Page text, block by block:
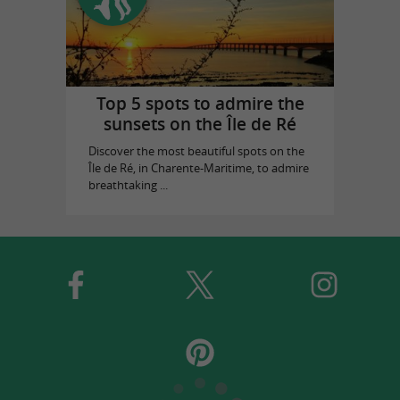
Top 5 spots to admire the
sunsets on the Île de Ré
Discover the most beautiful spots on the
Île de Ré, in Charente-Maritime, to admire
breathtaking ...